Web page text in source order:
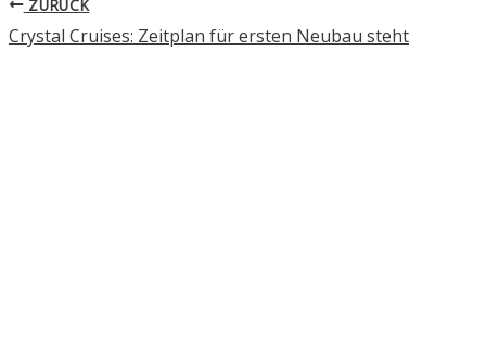
Crystal Cruises: Zeitplan für ersten Neubau steht